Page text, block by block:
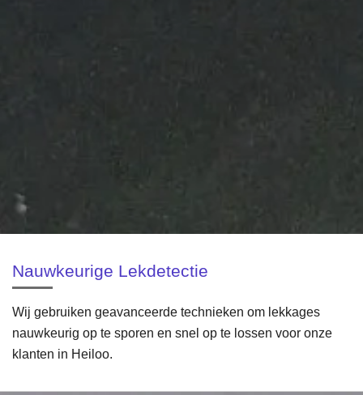
Nauwkeurige Lekdetectie
Wij gebruiken geavanceerde technieken om lekkages
nauwkeurig op te sporen en snel op te lossen voor onze
klanten in Heiloo.